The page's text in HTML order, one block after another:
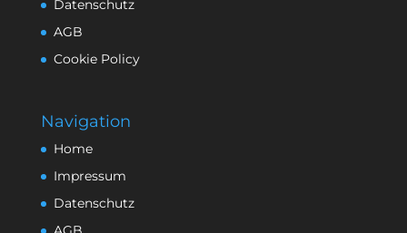
Datenschutz
AGB
Cookie Policy
Navigation
Home
Impressum
Datenschutz